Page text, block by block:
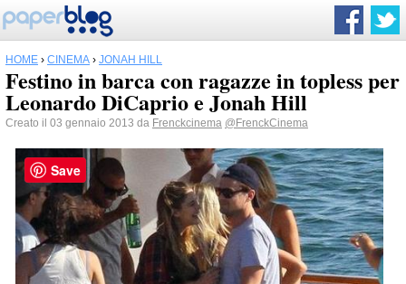
HOME › CINEMA › JONAH HILL
Festino in barca con ragazze in topless per
Leonardo DiCaprio e Jonah Hill
Creato il 03 gennaio 2013 da Frenckcinema @FrenckCinema
Save